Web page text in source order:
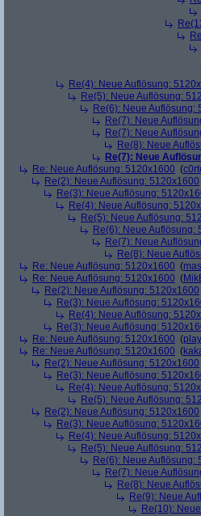
Re(4): Neue Auflösung:
Re(5): Neue Auflösung:
Re(6): Neue Auflösung:
Re(7): Neue
Re(7): Neue
Re(8): Neue
Re(7): Neue
Re: Neue Auflösung: 5120x1600 (
Re(2): Neue Auflösung: 5120x1600
Re(3): Neue Auflösung:
Re(4): Neue Auflösung:
Re(5): Neue Auflösung:
Re(6): Neue Auflösung:
Re(7): Neue
Re(8): Neue
Re: Neue Auflösung: 5120x1600 (
Re: Neue Auflösung: 5120x1600 (
Re(2): Neue Auflösung: 5120x1600
Re(3): Neue Auflösung:
Re(4): Neue Auflösung:
Re(3): Neue Auflösung:
Re: Neue Auflösung: 5120x1600 (
Re: Neue Auflösung: 5120x1600 (
Re(2): Neue Auflösung: 5120x1600
Re(3): Neue Auflösung:
Re(4): Neue Auflösung:
Re(5): Neue Auflösung:
Re(2): Neue Auflösung: 5120x1600
Re(3): Neue Auflösung:
Re(4): Neue Auflösung:
Re(5): Neue Auflösung:
Re(6): Neue Auflösung:
Re(7): Neue
Re(8): Neue
Re(9): Neue
Re(10):